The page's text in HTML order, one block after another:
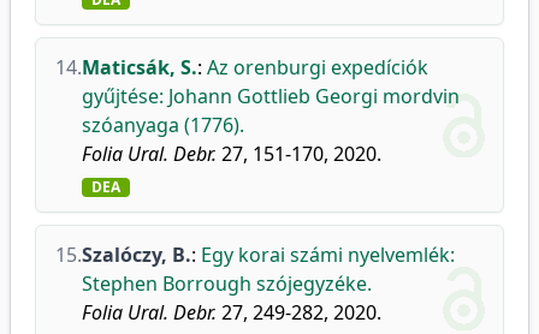
14.Maticsák, S.: Az orenburgi expedíciók
gyűjtése: Johann Gottlieb Georgi mordvin
szóanyaga (1776).
Folia Ural. Debr. 27, 151-170, 2020.
DEA
15.Szalóczy, B.: Egy korai számi nyelvemlék:
Stephen Borrough szójegyzéke.
Folia Ural. Debr. 27, 249-282, 2020.